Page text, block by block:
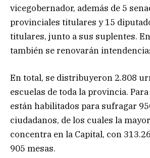
vicegobernador, además de 5
provinciales titulares y 15
titulares, junto a sus suplentes.
también se renovarán
En total, se distribuyeron 2.808
escuelas de toda la provincia.
están habilitados para sufragar
ciudadanos, de los cuales la
concentra en la Capital, con
905 mesas.